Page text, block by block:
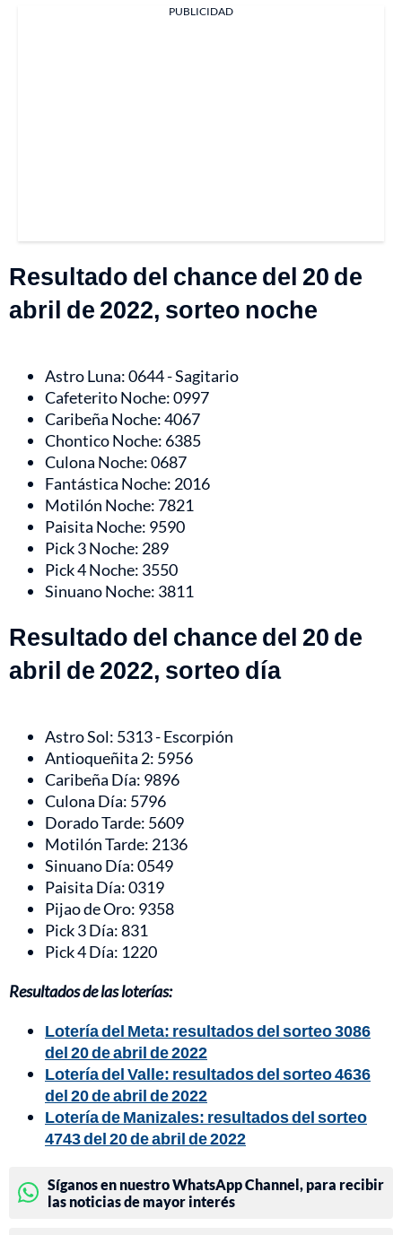
PUBLICIDAD
Resultado del chance del 20 de
abril de 2022, sorteo noche
Astro Luna: 0644 - Sagitario
Cafeterito Noche: 0997
Caribeña Noche: 4067
Chontico Noche: 6385
Culona Noche: 0687
Fantástica Noche: 2016
Motilón Noche: 7821
Paisita Noche: 9590
Pick 3 Noche: 289
Pick 4 Noche: 3550
Sinuano Noche: 3811
Resultado del chance del 20 de
abril de 2022, sorteo día
Astro Sol: 5313 - Escorpión
Antioqueñita 2: 5956
Caribeña Día: 9896
Culona Día: 5796
Dorado Tarde: 5609
Motilón Tarde: 2136
Sinuano Día: 0549
Paisita Día: 0319
Pijao de Oro: 9358
Pick 3 Día: 831
Pick 4 Día: 1220
Resultados de las loterías:
Lotería del Meta: resultados del sorteo 3086
del 20 de abril de 2022
Lotería del Valle: resultados del sorteo 4636
del 20 de abril de 2022
Lotería de Manizales: resultados del sorteo
4743 del 20 de abril de 2022
Síganos en nuestro WhatsApp Channel, para recibir
las noticias de mayor interés